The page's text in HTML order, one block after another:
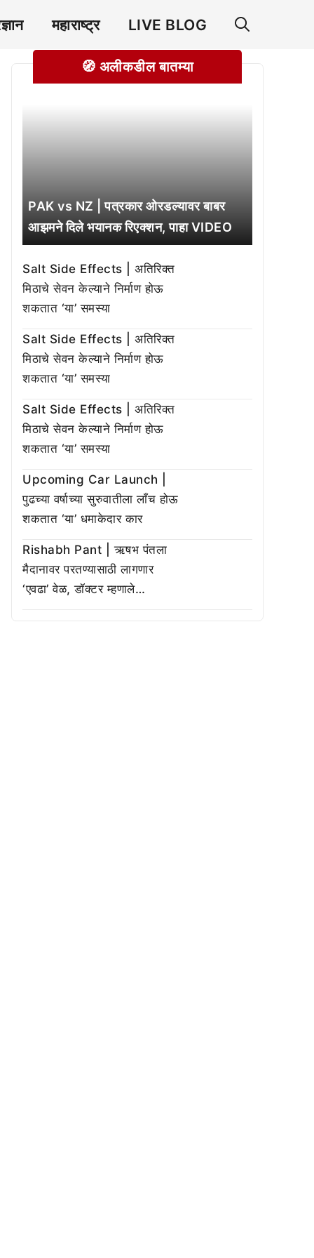
महाराष्ट्र LIVE BLOG
🧭 अलीकडील बातम्या
PAK vs NZ | पत्रकार ओरडल्यावर बाबर
आझमने दिले भयानक रिएक्शन, पाहा VIDEO
Salt Side Effects | अतिरिक्त
मिठाचे सेवन केल्याने निर्माण होऊ
शकतात ‘या’ समस्या
Salt Side Effects | अतिरिक्त
मिठाचे सेवन केल्याने निर्माण होऊ
शकतात ‘या’ समस्या
Salt Side Effects | अतिरिक्त
मिठाचे सेवन केल्याने निर्माण होऊ
शकतात ‘या’ समस्या
Upcoming Car Launch |
पुढच्या वर्षाच्या सुरुवातीला लाँच होऊ
शकतात ‘या’ धमाकेदार कार
Rishabh Pant | ऋषभ पंतला
मैदानावर परतण्यासाठी लागणार
‘एवढा’ वेळ, डॉक्टर म्हणाले…